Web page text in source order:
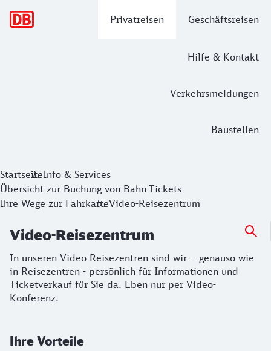
Privatreisen Geschäftsreisen
Hilfe & Kontakt
Verkehrsmeldungen
Baustellen
Video-Reisezentrum
In unseren Video-Reisezentren sind wir – genauso wie in
StartseiteInfo & Services
Übersicht zur Buchung von Bahn-Tickets
Ihre Wege zur FahrkarteVideo-Reisezentrum
Video-Reisezentrum
In unseren Video-Reisezentren sind wir – genauso wie
in Reisezentren - persönlich für Informationen und
Ticketverkauf für Sie da. Eben nur per Video-
Konferenz.
Ihre Vorteile